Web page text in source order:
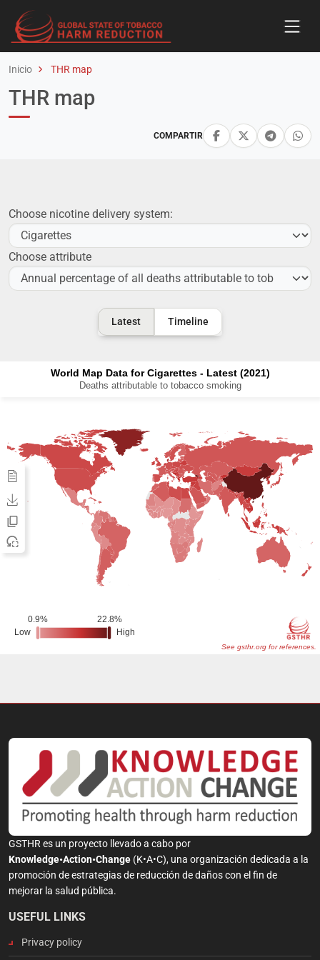
Inicio THR map
COMPARTIR
THR map
Choose nicotine delivery system:
Choose attribute
Latest Timeline
GSTHR es un proyecto llevado a cabo por
Knowledge•Action•Change (K•A•C), una organización dedicada a la
promoción de estrategias de reducción de daños con el fin de
mejorar la salud pública.
USEFUL LINKS
Privacy policy